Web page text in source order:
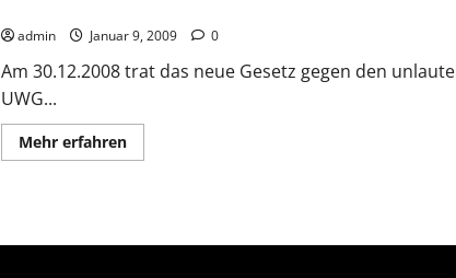
admin Januar 9, 2009 0
Am 30.12.2008 trat das neue Gesetz gegen den
UWG...
Mehr erfahrenMehr
Informationen